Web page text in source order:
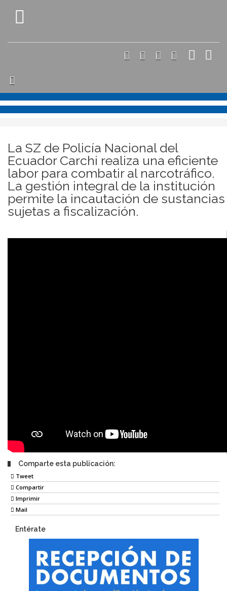
La SZ de Policía Nacional del
Ecuador Carchi realiza una eficiente
labor para combatir al narcotráfico.
La gestión integral de la institución
permite la incautación de sustancias
sujetas a fiscalización.
Comparte esta publicación:
Tweet
Compartir
Imprimir
Mail
Entérate